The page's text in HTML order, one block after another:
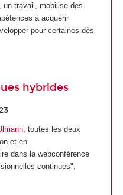
un travail, mobilise des
à acquérir
pour certaines dès
hybrides
, toutes les deux
et en
dans la webconférence
continues",